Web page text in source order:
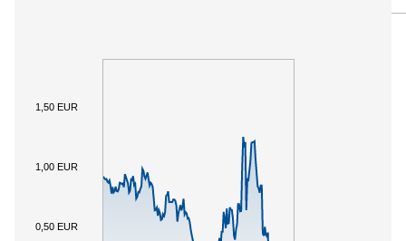
0,50 EUR
1,00 EUR
1,50 EUR